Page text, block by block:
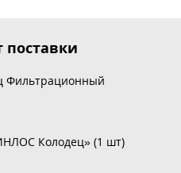
поставки
Фильтрационный
Колодец» (1 шт)